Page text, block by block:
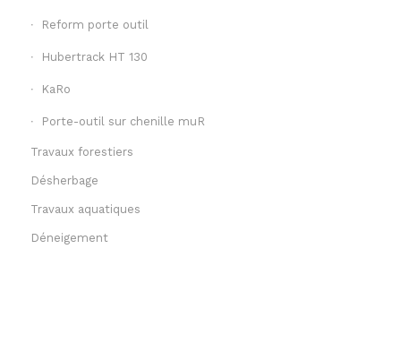
Reform porte outil
Hubertrack HT 130
KaRo
Porte-outil sur chenille muR
Travaux forestiers
Désherbage
Travaux aquatiques
Déneigement